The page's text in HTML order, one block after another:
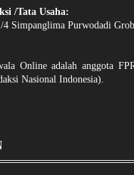
/Tata Usaha:
Simpanglima Purwodadi
Online adalah anggota
Nasional Indonesia).